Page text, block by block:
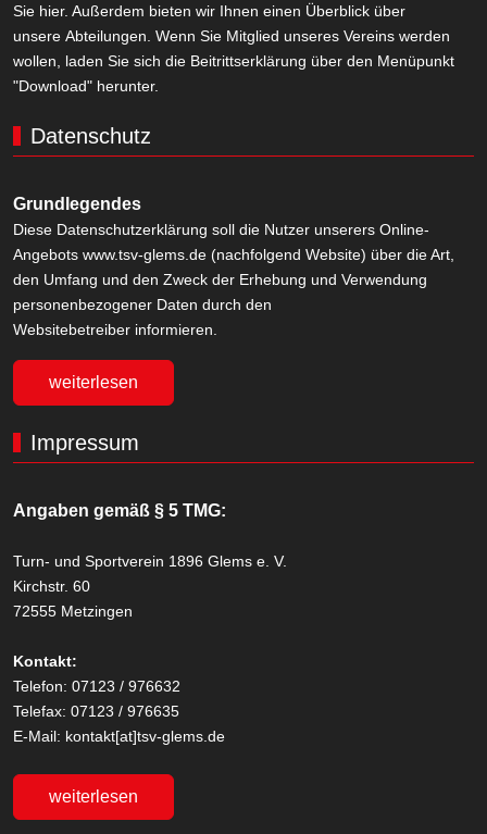
Sie hier. Außerdem bieten wir Ihnen einen Überblick über
unsere Abteilungen. Wenn Sie Mitglied unseres Vereins werden
wollen, laden Sie sich die Beitrittserklärung über den Menüpunkt
"Download" herunter.
Datenschutz
Grundlegendes
Diese Datenschutzerklärung soll die Nutzer unserers Online-
Angebots www.tsv-glems.de (nachfolgend Website) über die Art,
den Umfang und den Zweck der Erhebung und Verwendung
personenbezogener Daten durch den
Websitebetreiber informieren.
weiterlesen
Impressum
Angaben gemäß § 5 TMG:
Turn- und Sportverein 1896 Glems e. V.
Kirchstr. 60
72555 Metzingen
Kontakt:
Telefon: 07123 / 976632
Telefax: 07123 / 976635
E-Mail: kontakt[at]tsv-glems.de
weiterlesen